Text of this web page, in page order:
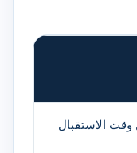
وقت الاستقبال